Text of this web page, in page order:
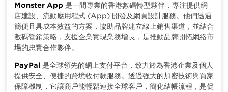
Monster App 是一間專業的香港數碼轉型夥伴，專注提供網
店建設、流動應用程式 (App) 開發及網頁設計服務。他們透過
簡便且具成本效益的方案，協助品牌建立線上銷售渠道，並結合
數碼營銷策略，支援企業實現業務增長，是推動品牌開拓網絡市
場的忠實合作夥伴。
PayPal 是全球領先的網上支付平台，致力於為香港企業及個人
提供安全、便捷的跨境收付款服務。透過強大的加密技術與買家
保障機制，它讓商戶能輕鬆連接全球客戶，簡化結帳流程，是促